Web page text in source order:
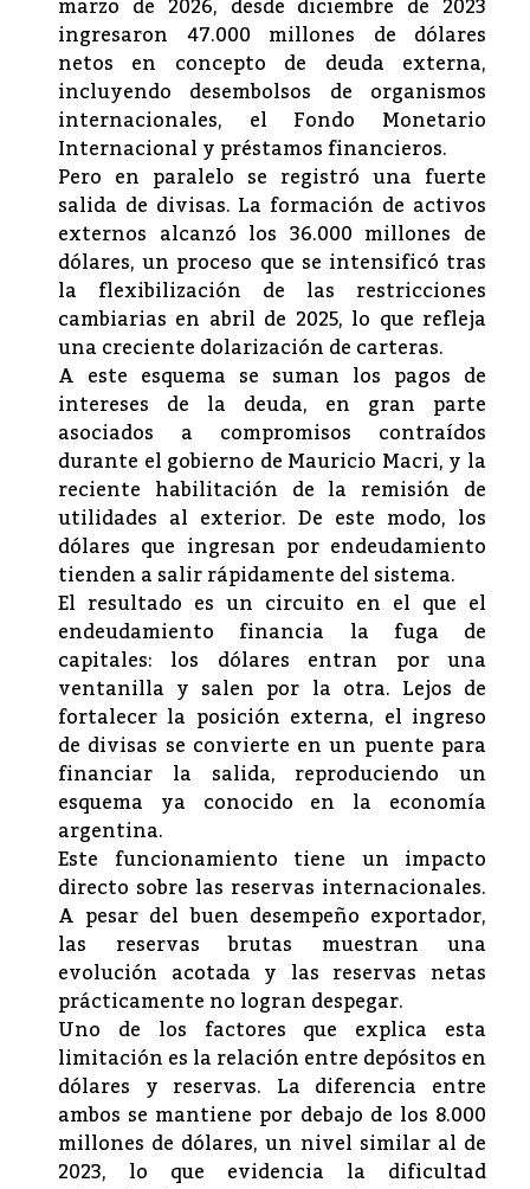
marzo de 2026, desde diciembre de 2023
ingresaron 47.000 millones de dólares
netos en concepto de deuda externa,
incluyendo desembolsos de organismos
internacionales, el Fondo Monetario
Internacional y préstamos financieros.
Pero en paralelo se registró una fuerte
salida de divisas. La formación de activos
externos alcanzó los 36.000 millones de
dólares, un proceso que se intensificó tras
la flexibilización de las restricciones
cambiarias en abril de 2025, lo que refleja
una creciente dolarización de carteras.
A este esquema se suman los pagos de
intereses de la deuda, en gran parte
asociados a compromisos contraídos
durante el gobierno de Mauricio Macri, y la
reciente habilitación de la remisión de
utilidades al exterior. De este modo, los
dólares que ingresan por endeudamiento
tienden a salir rápidamente del sistema.
El resultado es un circuito en el que el
endeudamiento financia la fuga de
capitales: los dólares entran por una
ventanilla y salen por la otra. Lejos de
fortalecer la posición externa, el ingreso
de divisas se convierte en un puente para
financiar la salida, reproduciendo un
esquema ya conocido en la economía
argentina.
Este funcionamiento tiene un impacto
directo sobre las reservas internacionales.
A pesar del buen desempeño exportador,
las reservas brutas muestran una
evolución acotada y las reservas netas
prácticamente no logran despegar.
Uno de los factores que explica esta
limitación es la relación entre depósitos en
dólares y reservas. La diferencia entre
ambos se mantiene por debajo de los 8.000
millones de dólares, un nivel similar al de
2023, lo que evidencia la dificultad